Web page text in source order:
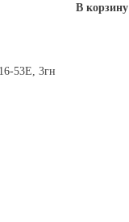
В корзину
53Е, 3гн